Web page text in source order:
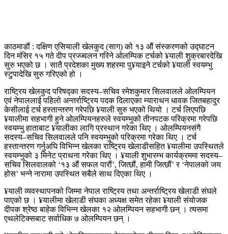
काठमाडौं : दक्षिण एसियाली खेलकुद (साग) को १३ औं संस्करणको उद्घाटन
दिन मंसिर १५ गते दीप प्रज्ज्वलन गरिने ओलम्पिक टर्चको ¥याली शुक्रबारदेखि
सुरु भएको छ । सातै प्रदेशका मुख्य शहरमा पु¥याइने टर्चको ¥याली स्वयम्भु
स्टुपादेखि सुरु गरिएको हो ।
राष्ट्रिय खेलकुद परिषद्का सदस्य–सचिव रमेशकुमार सिलवालले ओलम्पियन
एवं नेपाललाई पहिलो अन्तर्राष्ट्रिय पदक दिलाएका म्याराथन धावक जितबहादुर
केसीलाई टर्च हस्तान्तरण गरेपछि ¥याली सुरु भएको थियो । टर्च लिएपछि
¥यालीमा सहभागी हुने ओलम्पियनहरुले स्वयम्भुको तीनपटक परिक्रमा गरेपछि
स्वयम्भु हाताबाट ¥यालीका लागि प्रस्थान गरेका थिए । ओलम्पियनसंगै
सदस्य–सचिव सिलवालले पनि स्वयम्भुको परिक्रमा गरेका थिए । टर्च
हस्तान्तरण गर्नुअघि विभिन्न खेलका राष्ट्रिय खेलाडीसहित ¥यालीमा उपस्थितले
स्वयम्भुको ३ मिनेट प्राथना गरेका थिए । ¥याली शुभारम्भ कार्यक्रममा सदस्य–
सचिव सिलवालको ‘१३ औं सफल पारौं’, जित्छौं, हामी जित्छौं’ र ‘नेपालको जय
होस’ भन्ने नारामा उपस्थित सबैले साथ दिएका थिए ।
¥याली व्यवस्थापनको जिम्मा नेपाल राष्ट्रिय तथा अन्तर्राष्ट्रिय खेलाडी संघले
पाएको छ । ¥यालीमा खेलाडी संघका अध्यक्ष समेत रहेका ¥याली संयोजक
दीपक श्रेष्ठ बाहेक विभिन्न खेलका १२ ओलम्पियन सहभागी छन् । त्यसमा
एथलेटिक्सबाट सर्वाधिक ७ ओलम्पियन छन् ।